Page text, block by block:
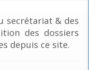
secrétariat & des
des dossiers
depuis ce site.